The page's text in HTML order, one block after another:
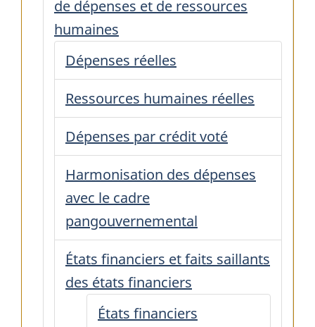
de dépenses et de ressources
humaines
Dépenses réelles
Ressources humaines réelles
Dépenses par crédit voté
Harmonisation des dépenses
avec le cadre
pangouvernemental
États financiers et faits saillants
des états financiers
États financiers